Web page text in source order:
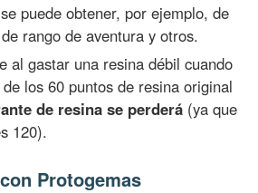
puede obtener, por ejemplo, de
rango de aventura y otros.
al gastar una resina débil cuando
los 60 puntos de resina original
de resina se perderá (ya que
120).
Protogemas